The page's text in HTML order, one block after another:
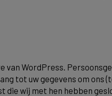
WordPress.
tot uw gegevens om ons
die wij met hen hebben